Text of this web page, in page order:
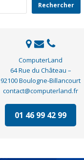
Rechercher
ComputerLand
64 Rue du Château –
92100 Boulogne-Billancourt
contact@computerland.fr
01 46 99 42 99